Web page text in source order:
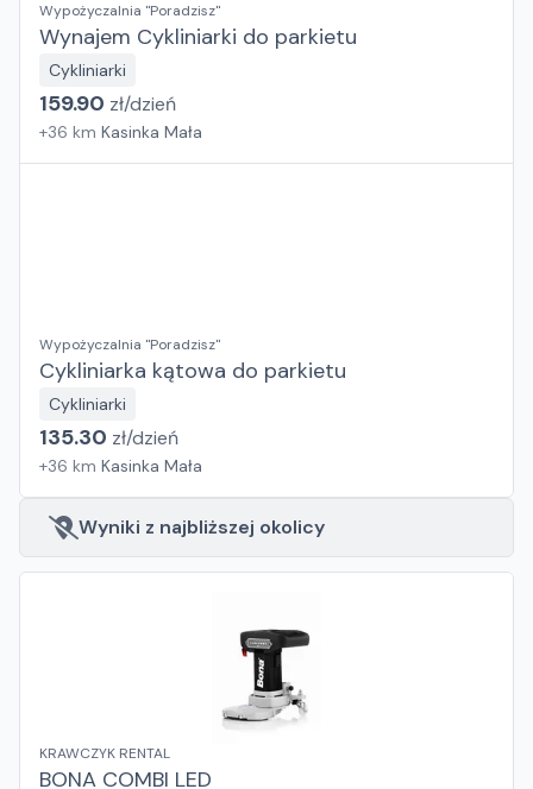
Wypożyczalnia "Poradzisz"
Wynajem Cykliniarki do parkietu
Cykliniarki
159.90 zł/dzień
+36 km Kasinka Mała
Wypożyczalnia "Poradzisz"
Cykliniarka kątowa do parkietu
Cykliniarki
135.30 zł/dzień
+36 km Kasinka Mała
Wyniki z najbliższej okolicy
KRAWCZYK RENTAL
BONA COMBI LED